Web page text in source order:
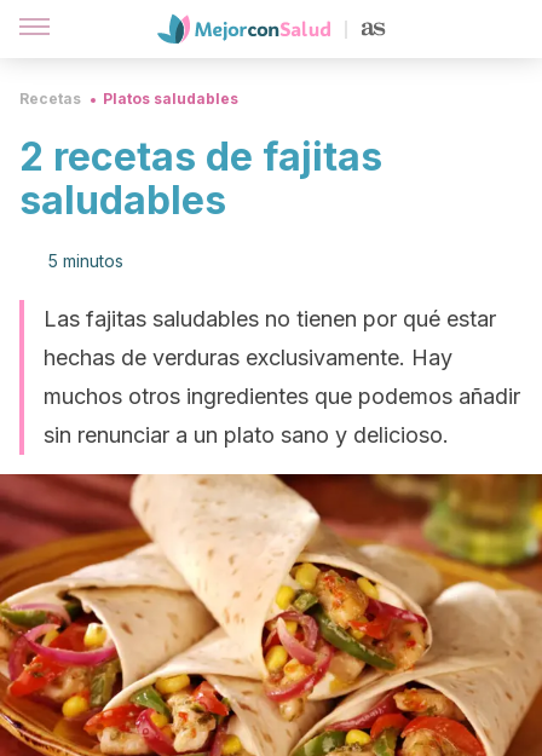
Recetas Platos saludables
2 recetas de fajitas
saludables
5 minutos
Las fajitas saludables no tienen por qué estar
hechas de verduras exclusivamente. Hay
muchos otros ingredientes que podemos añadir
sin renunciar a un plato sano y delicioso.